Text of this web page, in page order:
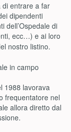
di entrare a far
dipendenti
dell’Ospedale di
ecc…) e ai loro
nostro listino.
in campo
1988 lavorava
frequentatore nel
allora diretto dal